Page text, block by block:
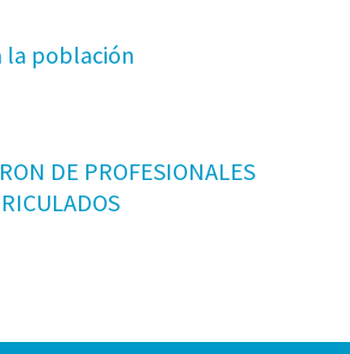
la población
DE PROFESIONALES